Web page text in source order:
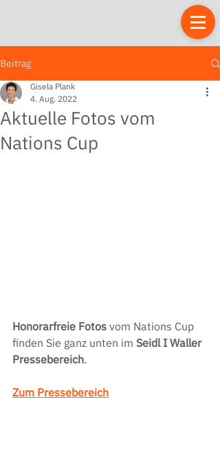
Beitrag
Aktuelle Fotos vom
Nations Cup
Gisela Plank
4. Aug. 2022
Honorarfreie Fotos vom Nations Cup
finden Sie ganz unten im Seidl I Waller
Pressebereich.
Zum Pressebereich